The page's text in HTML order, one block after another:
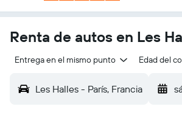
Renta de autos en Les
Entrega en el mismo punto Edad del
Les Halles - París, Francia